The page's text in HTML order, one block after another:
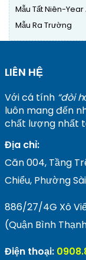
Mẫu Tất Niên-
Mẫu Ra Trường
LIÊN HỆ
Với cá tính “đòi
luôn mang đến
chất lượng nhất
Địa chỉ:
Căn 004, Tầng
Chiểu, Phường
886/27/4G Xô
(Quận Bình
Điện thoại: